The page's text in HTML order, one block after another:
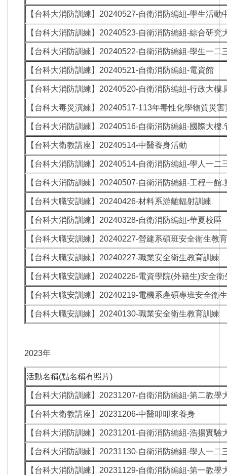
【台科大消防訓練】20240527-自衛消防編組-學生活動
【台科大消防訓練】20240523-自衛消防編組-綜合研究
【台科大消防訓練】20240522-自衛消防編組-學生一二
【台科大消防訓練】20240521-自衛消防編組-電資館
【台科大消防訓練】20240520-自衛消防編組-行政大樓
【台科大毒災演練】20240517-113年毒性化學物質災
【台科大消防訓練】20240516-自衛消防編組-國際大樓
【台科大衛教講座】20240514-中醫養身活動
【台科大消防訓練】20240514-自衛消防編組-學人一二
【台科大消防訓練】20240507-自衛消防編組-工程一館
【台科大職安訓練】20240426-材料系游離輻射訓練
【台科大消防訓練】20240328-自衛消防編組-華夏校區
【台科大職安訓練】20240227-營建系碩班安全衛生教
【台科大職安訓練】20240227-職業安全衛生教育訓練
【台科大職安訓練】20240226-電資學院(外籍生)安全
【台科大職安訓練】20240219-電機系產碩專班安全衛
【台科大職安訓練】20240130-職業安全衛生教育訓練
2023年
活動名稱(點名稱有照片)
【台科大消防訓練】20231207-自衛消防編組-第二教學
【台科大衛教講座】20231206-中醫叩叩來養身
【台科大消防訓練】20231201-自衛消防編組-浩揚實驗
【台科大消防訓練】20231130-自衛消防編組-學人一二
【台科大消防訓練】20231129-自衛消防編組-第一教學